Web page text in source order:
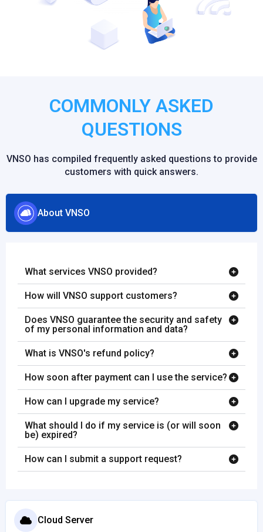
COMMONLY ASKED
QUESTIONS
VNSO has compiled frequently asked questions to provide
customers with quick answers.
About VNSO
What services VNSO provided?
How will VNSO support customers?
Does VNSO guarantee the security and safety
of my personal information and data?
What is VNSO's refund policy?
How soon after payment can I use the service?
How can I upgrade my service?
What should I do if my service is (or will soon
be) expired?
How can I submit a support request?
Cloud Server